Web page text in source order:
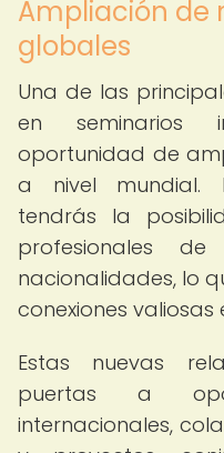
Ampliación de
globales
Una de las
en seminarios
oportunidad de
a nivel mundial.
tendrás la
profesionales
nacionalidades, lo
conexiones
Estas nuevas
puertas a
internacionales,